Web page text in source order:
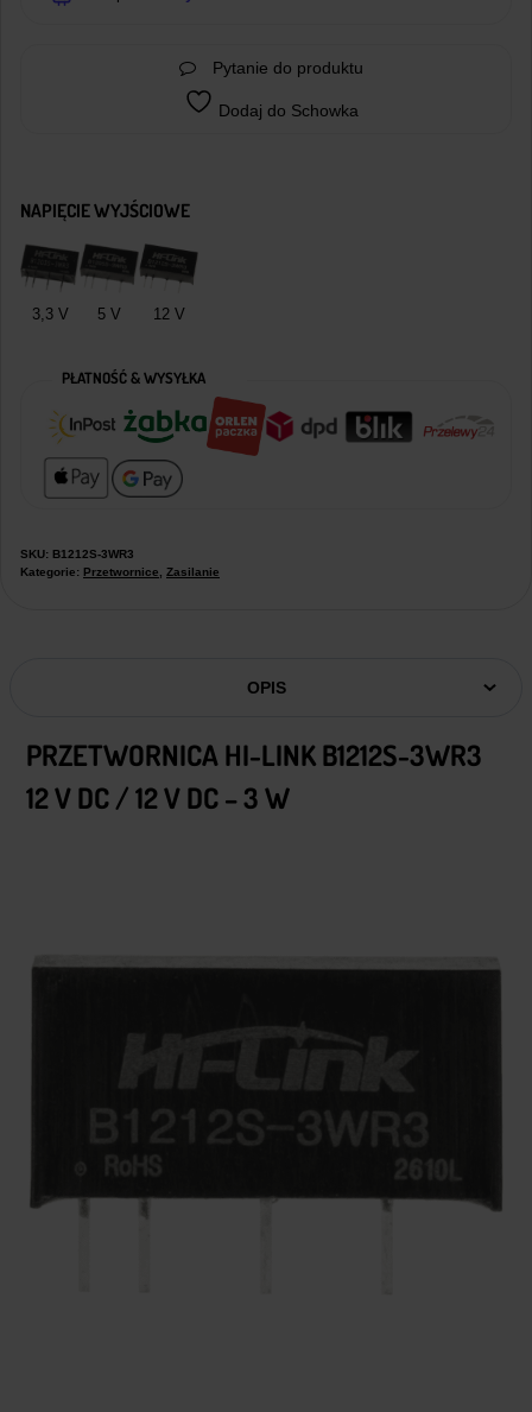
Pytanie do produktu
Dodaj do Schowka
NAPIĘCIE WYJŚCIOWE
3,3 V 5 V 12 V
PŁATNOŚĆ & WYSYŁKA
SKU: B1212S-3WR3
Kategorie: Przetwornice, Zasilanie
OPIS
PRZETWORNICA HI-LINK B1212S-3WR3
12 V DC / 12 V DC – 3 W